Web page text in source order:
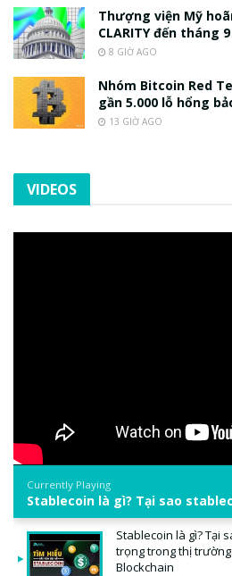
Thượng viện Mỹ
CLARITY đến tháng 9
8 GIỜ AGO
Nhóm Bitcoin Red
gần 5.000 lỗ hổng
13 GIỜ AGO
VIDEOS
Currently Playing
Stablecoin là gì? Tại
trọng trong thị
Blockchain